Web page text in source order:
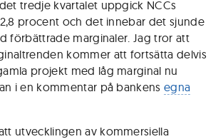
tredje kvartalet uppgick NCCs
procent och det innebar det sjunde
förbättrade marginaler. Jag tror att
kommer att fortsätta delvis
projekt med låg marginal nu
i en kommentar på bankensegna
utvecklingen av kommersiella